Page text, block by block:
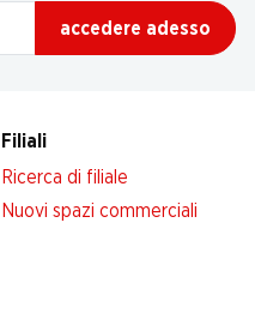
accedere adesso
Filiali
Ricerca di filiale
Nuovi spazi commerciali